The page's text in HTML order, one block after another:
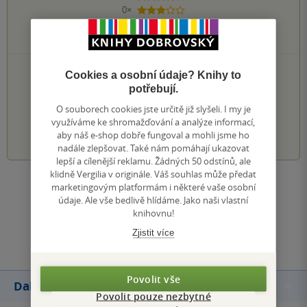
0×
3 hvězdičky
0×
0×
1 hvezdička
PŘIDEJTE SVÉ HODNOCENÍ KNIHY
Hodnocení našich knihkupců: 0.0 z 5
1 2 3 4 5
Zobrazit všechna hodnocení
Přidat hodnocení
Další knihy autora
Cookies a osobní údaje? Knihy to
potřebují.
O souborech cookies jste určitě již slyšeli. I my je
využíváme ke shromažďování a analýze informací,
aby náš e-shop dobře fungoval a mohli jsme ho
nadále zlepšovat. Také nám pomáhají ukazovat
lepší a cílenější reklamu. Žádných 50 odstínů, ale
klidně Vergilia v originále. Váš souhlas může předat
marketingovým platformám i některé vaše osobní
údaje. Ale vše bedlivě hlídáme. Jako naši vlastní
knihovnu!
Zjistit více
Povolit vše
Povolit pouze nezbytné